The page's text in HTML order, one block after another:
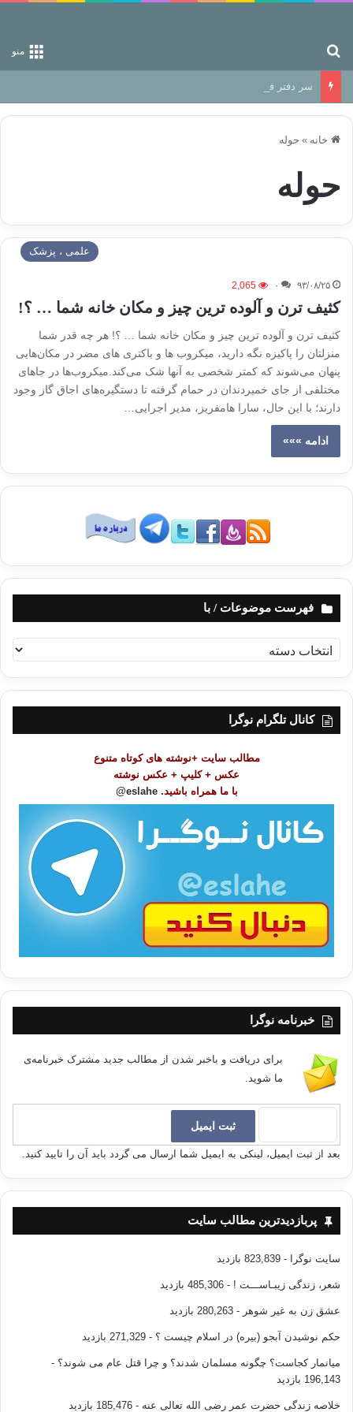
منو
سر دفتر فساد در زمین‌، دوری وکناره‌گیری از راه خداست‌!
خانه » حوله
حوله
علمی ، پزشک
۹۳/۰۸/۲۵ ۰ 2,065
کثیف ترن و آلوده ترین چیز و مکان خانه شما … ؟!
کثیف ترن و آلوده ترین چیز و مکان خانه شما … ؟! هر چه قدر شما
منزلتان را پاکیزه نگه دارید، میکروب‌ ها و باکتری‌ های مضر در مکان‌هایی
پنهان می‌شوند که کمتر شخصی به آنها شک می‌کند.میکروب‌ها در جاهای
مختلفی از جای خمیردندان در حمام گرفته تا دستگیره‌های اجاق گاز وجود
دارند؛ با این حال، سارا هامفریز، مدیر اجرایی…
ادامه »»»
فهرست موضوعات / با
ه
ر
کانال تلگرام نوگرا
مطالب سایت +نوشته های کوتاه متنوع
عکس + کلیپ + عکس نوشته
با ما همراه باشید. eslahe@
خبرنامه نوگرا
برای دریافت و باخبر شدن از مطالب جدید مشترک خبرنامه‌ی
ما شوید.
بعد از ثبت ایمیل، لینکی به ایمیل شما ارسال می گردد باید آن را تایید کنید.
پربازدیدترین مطالب سایت
سایت نوگرا - 823,839 بازدید
شعر، زندگی زیبـاســـت ! - 485,306 بازدید
عشق زن به غیر شوهر - 280,263 بازدید
حکم نوشیدن آبجو (بیره) در اسلام چیست ؟ - 271,329 بازدید
میانمار کجاست؟ چگونه مسلمان شدند؟ و چرا قتل عام می شوند؟ -
196,143 بازدید
خلاصه زندگی حضرت عمر رضی الله تعالی عنه - 185,476 بازدید